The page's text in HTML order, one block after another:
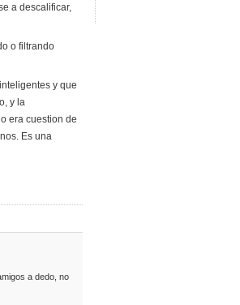
a descalificar,
o filtrando
y que
y la
era cuestion de
Es una
a dedo, no